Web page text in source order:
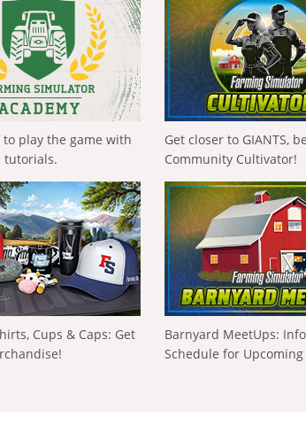
to play the game with
tutorials.
Get closer to GIANTS,
Community Cultivator!
Cups & Caps: Get
Barnyard MeetUps:
Schedule for Upcoming